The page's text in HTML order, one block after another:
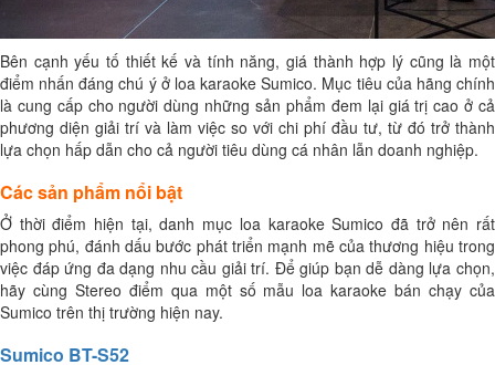
Bên cạnh yếu tố thiết kế và tính năng, giá thành hợp lý cũng là một
điểm nhấn đáng chú ý ở loa karaoke Sumico. Mục tiêu của hãng chính
là cung cấp cho người dùng những sản phẩm đem lại giá trị cao ở cả
phương diện giải trí và làm việc so với chi phí đầu tư, từ đó trở thành
lựa chọn hấp dẫn cho cả người tiêu dùng cá nhân lẫn doanh nghiệp.
Các sản phẩm nổi bật
Ở thời điểm hiện tại, danh mục loa karaoke Sumico đã trở nên rất
phong phú, đánh dấu bước phát triển mạnh mẽ của thương hiệu trong
việc đáp ứng đa dạng nhu cầu giải trí. Để giúp bạn dễ dàng lựa chọn,
hãy cùng Stereo điểm qua một số mẫu loa karaoke bán chạy của
Sumico trên thị trường hiện nay.
Sumico BT-S52